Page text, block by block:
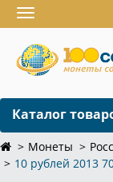
Toggle
navigation
Каталог
Монеты
10 рублей 2013